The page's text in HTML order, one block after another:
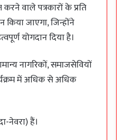
वाले पत्रकारों के प्रति
किया जाएगा, जिन्होंने
योगदान दिया है।
नागरिकों, समाजसेवियों
में अधिक से अधिक
नेवरा) हैं।
भी मातृ-शिशु मृत्यु नहीं होनी